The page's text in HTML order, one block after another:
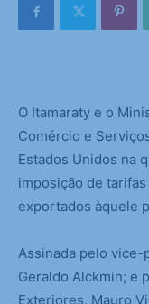
O Itamaraty e o
Comércio e
Estados Unidos na
imposição de
exportados àquele
Assinada pelo vice-
Geraldo Alckmin; e
Exteriores, Mauro